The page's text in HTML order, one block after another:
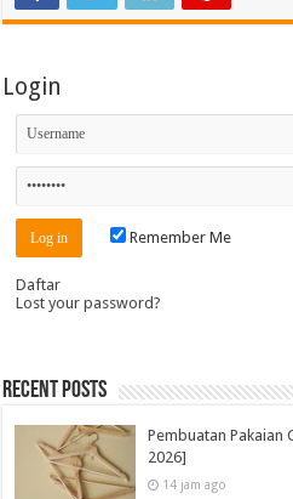
Login
Remember Me
Daftar
Lost your password?
Recent Posts
Pembuatan Pakaian
2026]
14 jam ago